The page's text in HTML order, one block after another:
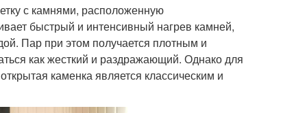
с камнями, расположенную
быстрый и интенсивный нагрев камней,
Пар при этом получается плотным и
как жесткий и раздражающий. Однако для
каменка является классическим и